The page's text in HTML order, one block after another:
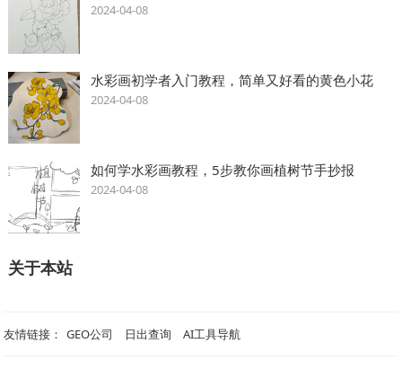
2024-04-08
水彩画初学者入门教程，简单又好看的黄色小花
2024-04-08
如何学水彩画教程，5步教你画植树节手抄报
2024-04-08
关于本站
GEO公司 日出查询 AI工具导航